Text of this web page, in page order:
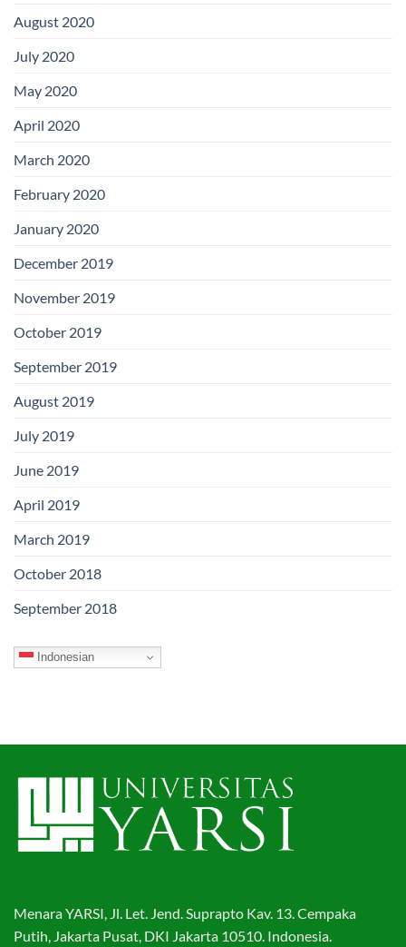
August 2020
July 2020
May 2020
April 2020
March 2020
February 2020
January 2020
December 2019
November 2019
October 2019
September 2019
August 2019
July 2019
June 2019
April 2019
March 2019
October 2018
September 2018
Indonesian
Menara YARSI, Jl. Let. Jend. Suprapto Kav. 13. Cempaka
Putih, Jakarta Pusat, DKI Jakarta 10510. Indonesia.